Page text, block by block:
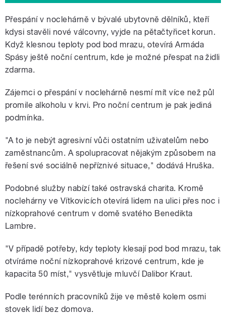
Přespání v noclehárně v bývalé ubytovně dělníků, kteří
kdysi stavěli nové válcovny, vyjde na pětačtyřicet korun.
Když klesnou teploty pod bod mrazu, otevírá Armáda
Spásy ještě noční centrum, kde je možné přespat na židli
zdarma.
Zájemci o přespání v noclehárně nesmí mít více než půl
promile alkoholu v krvi. Pro noční centrum je pak jediná
podmínka.
"A to je nebýt agresivní vůči ostatním uživatelům nebo
zaměstnancům. A spolupracovat nějakým způsobem na
řešení své sociálně nepříznivé situace," dodává Hruška.
Podobné služby nabízí také ostravská charita. Kromě
noclehárny ve Vítkovicích otevírá lidem na ulici přes noc i
nízkoprahové centrum v domě svatého Benedikta
Lambre.
"V případě potřeby, kdy teploty klesají pod bod mrazu, tak
otvíráme noční nízkoprahové krizové centrum, kde je
kapacita 50 míst," vysvětluje mluvčí Dalibor Kraut.
Podle terénních pracovníků žije ve městě kolem osmi
stovek lidí bez domova.